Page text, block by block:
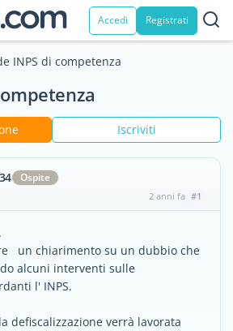
Accedi Registrati
INPS di competenza
Iscriviti
Ospite
2 anni fa #1
un chiarimento su un dubbio che
alcuni interventi sulle
l' INPS.
defiscalizzazione verrà lavorata